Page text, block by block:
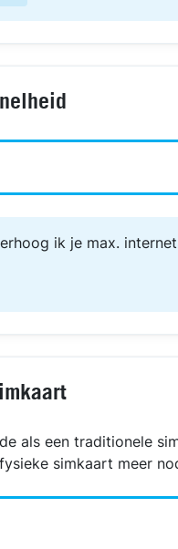
ik je max.
als een traditionele
simkaart meer